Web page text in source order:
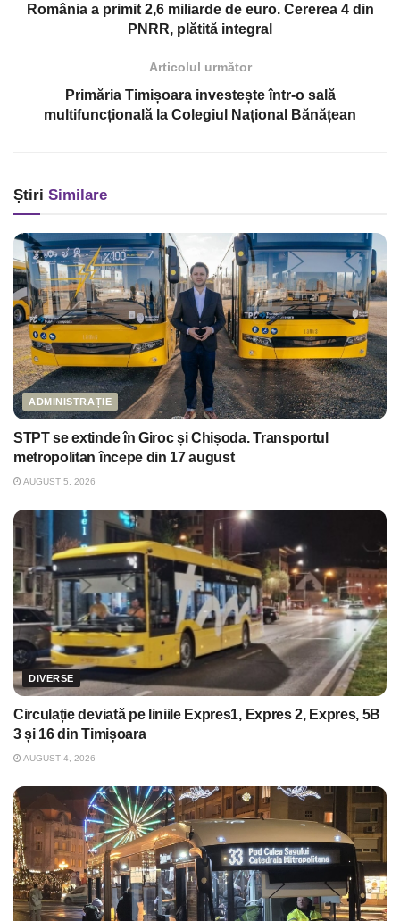
România a primit 2,6 miliarde de euro. Cererea 4 din
PNRR, plătită integral
Articolul următor
Primăria Timișoara investește într-o sală
multifuncțională la Colegiul Național Bănățean
Știri Similare
ADMINISTRAȚIE
STPT se extinde în Giroc și Chișoda. Transportul
metropolitan începe din 17 august
AUGUST 5, 2026
DIVERSE
Circulație deviată pe liniile Expres1, Expres 2, Expres, 5B
3 și 16 din Timișoara
AUGUST 4, 2026